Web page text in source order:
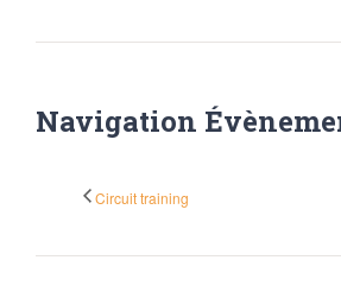
Navigation
Circuit training